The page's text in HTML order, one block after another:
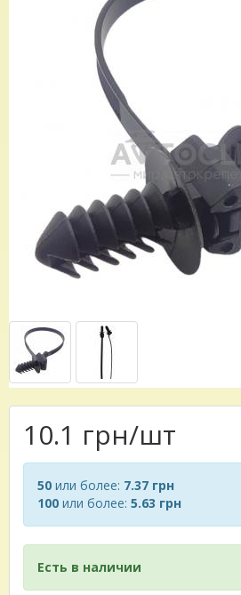
10.1 грн/шт
50 или более: 7.37 грн
100 или более: 5.63 грн
Есть в наличии